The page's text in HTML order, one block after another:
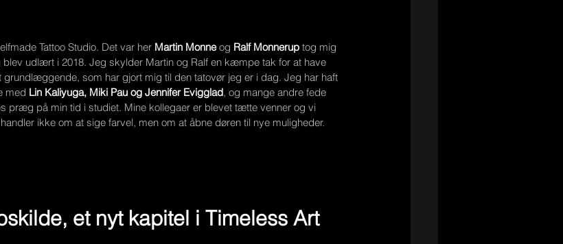
Tattoo Studio. Det var her Martin Monne og Ralf Monnerup tog mig
blev udlært i 2018. Jeg skylder Martin og Ralf en kæmpe tak for at have
som har gjort mig til den tatovør jeg er i dag. Jeg har haft
med Lin Kaliyuga, Miki Pau og Jennifer Evigglad, og mange andre fede
præg på min tid i studiet. Mine kollegaer er blevet tætte venner og vi
ikke om at sige farvel, men om at åbne døren til nye muligheder.
et nyt kapitel i Timeless Art